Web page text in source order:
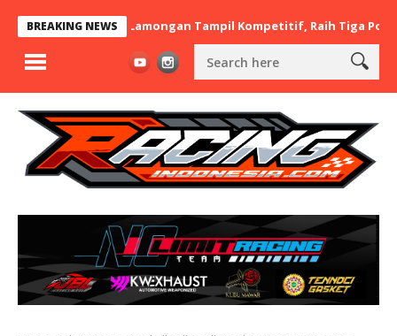
BREAKING NEWS
BaraBere Asal Lamongan Tampil Kompetitif, Raih Tiga Podium di